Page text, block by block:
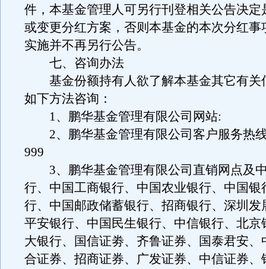
件，本基金管理人可另行刊登相关公告决定
或变更分红方案，否则本基金的本次分红事
实施并不再另行公告。
七、咨询办法
基金份额持有人欲了解本基金其它有关
如下方法咨询：
1、鹏华基金管理有限公司网站:
2、鹏华基金管理有限公司客户服务热线
999
3、鹏华基金管理有限公司直销网点及
行、中国工商银行、中国农业银行、中国银
行、中国邮政储蓄银行、招商银行、深圳发
平安银行、中国民生银行、中信银行、北京
大银行、国信证劵、齐鲁证券、国泰君安、
合证券、招商证券、广发证券、中信证券、